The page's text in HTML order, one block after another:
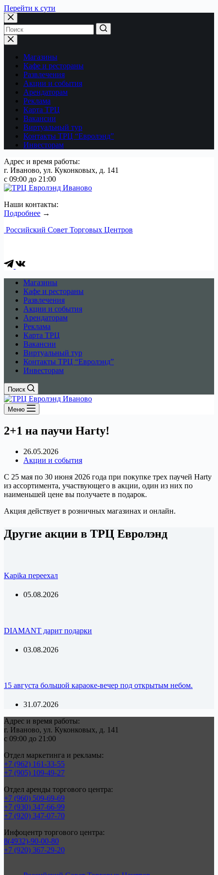
Перейти к сути
Магазины
Кафе и рестораны
Развлечения
Акции и события
Арендаторам
Реклама
Карта ТРЦ
Вакансии
Виртуальный тур
Контакты ТРЦ “Евролэнд”
Инвесторам
Адрес и время работы:
г. Иваново, ул. Куконковых, д. 141
с 09:00 до 21:00
Наши контакты:
Подробнее →
Российский Совет Торговых Центров
Магазины
Кафе и рестораны
Развлечения
Акции и события
Арендаторам
Реклама
Карта ТРЦ
Вакансии
Виртуальный тур
Контакты ТРЦ “Евролэнд”
Инвесторам
Поиск
Меню
2+1 на паучи Harty!
26.05.2026
Акции и события
С 25 мая по 30 июня 2026 года при покупке трех паучей Harty
из ассортимента, участвующего в акции, один из них по
наименьшей цене вы получаете в подарок.
Акция действует в розничных магазинах и онлайн.
Другие акции в ТРЦ Евролэнд
Kapika переехал
05.08.2026
DIAMANT дарит подарки
03.08.2026
15 августа большой караоке-вечер под открытым небом.
31.07.2026
Адрес и время работы:
г. Иваново, ул. Куконковых, д. 141
с 09:00 до 21:00
Отдел маркетинга и рекламы:
+7 (962) 161-33-55
+7 (905) 109-49-27
Отдел аренды торгового центра:
+7 (960) 509-69-69
+7 (930) 347-66-99
+7 (920) 347-07-70
Инфоцентр торгового центра:
8(4932)-90-00-80
+7 (920) 367-29-20